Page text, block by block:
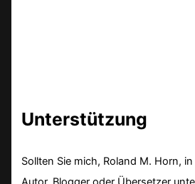
Unterstützung
Sollten Sie mich, Roland M. Horn,